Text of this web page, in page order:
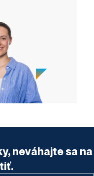
neváhajte sa na